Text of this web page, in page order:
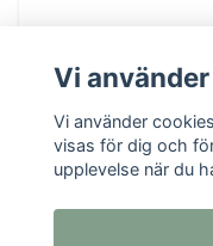
KÖP
Vi
Vi använder
visas för dig och
upplevelse när du